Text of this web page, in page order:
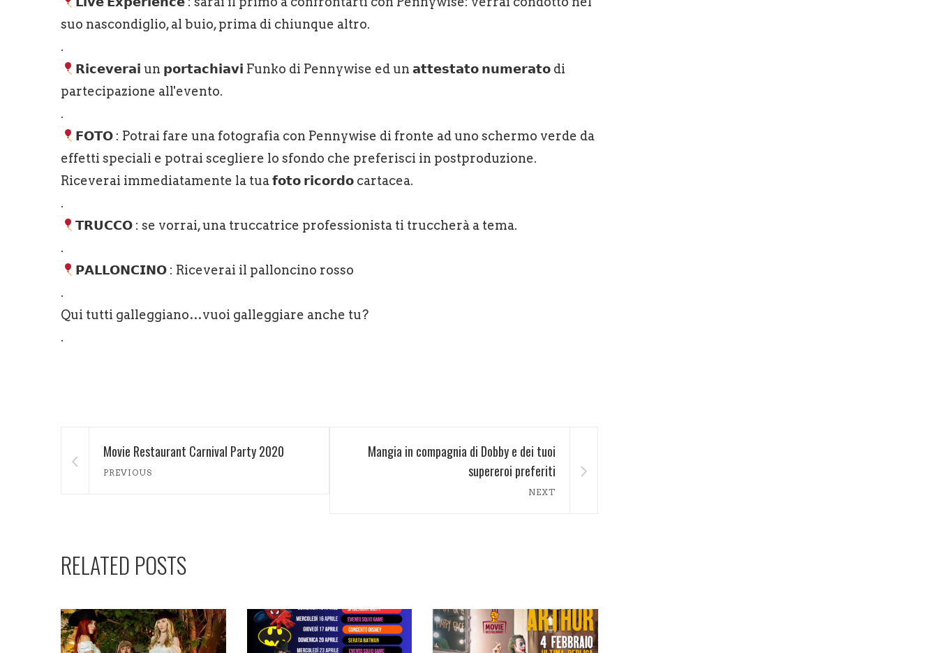
suo nascondiglio, al buio, prima di chiunque altro.
.
𝗥𝗶𝗰𝗲𝘃𝗲𝗿𝗮𝗶 un 𝗽𝗼𝗿𝘁𝗮𝗰𝗵𝗶𝗮𝘃𝗶 Funko di Pennywise ed un 𝗮𝘁𝘁𝗲𝘀𝘁𝗮𝘁𝗼 𝗻𝘂𝗺𝗲𝗿𝗮𝘁𝗼 di
partecipazione all'evento.
.
𝗙𝗢𝗧𝗢 : Potrai fare una fotografia con Pennywise di fronte ad uno schermo verde da
effetti speciali e potrai scegliere lo sfondo che preferisci in postproduzione.
Riceverai immediatamente la tua 𝗳𝗼𝘁𝗼 𝗿𝗶𝗰𝗼𝗿𝗱𝗼 cartacea.
.
𝗧𝗥𝗨𝗖𝗖𝗢 : se vorrai, una truccatrice professionista ti truccherà a tema.
.
𝗣𝗔𝗟𝗟𝗢𝗡𝗖𝗜𝗡𝗢 : Riceverai il palloncino rosso
.
Qui tutti galleggiano…vuoi galleggiare anche tu?
.
Movie Restaurant Carnival Party 2020
PREVIOUS
Mangia in compagnia di Dobby e dei tuoi
supereroi preferiti
NEXT
RELATED POSTS